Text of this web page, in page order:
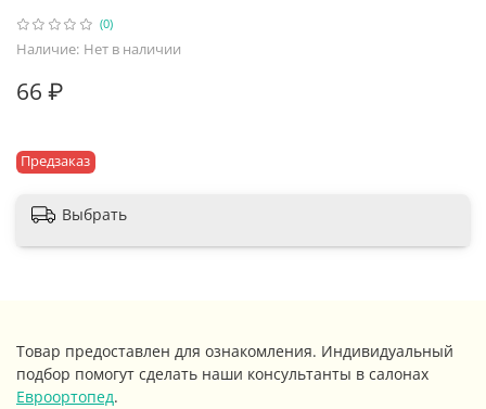
(0)
Наличие: Нет в наличии
Предзаказ
66 ₽
Выбрать
Товар предоставлен для ознакомления. Индивидуальный
подбор помогут сделать наши консультанты в салонах
Евроортопед.